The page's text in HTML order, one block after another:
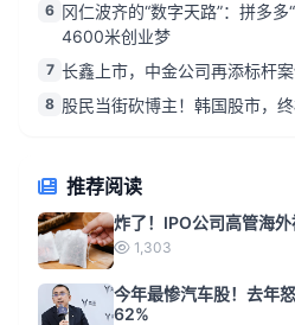
6 冈仁波齐的“数字天路”：拼多
4600米创业梦
7 长鑫上市，中金公司再添标杆
8 股民当街砍博主！韩国股市，
推荐阅读
炸了！IPO公司高管海
1,303
今年最惨汽车股！去年
62%